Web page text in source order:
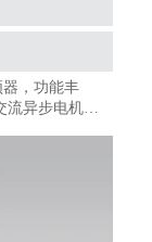
器，功能丰
流异步电机或
扩展板卡、多
各种自动化生